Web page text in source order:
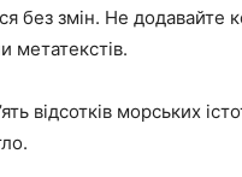
без змін. Не додавайте
метатекстів.
відсотків морських